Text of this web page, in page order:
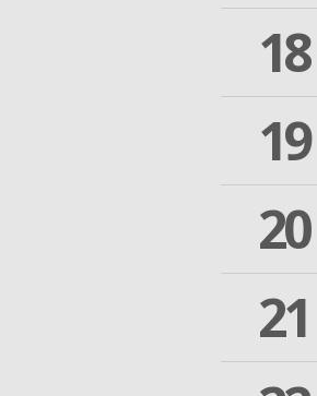
18
19
20
21